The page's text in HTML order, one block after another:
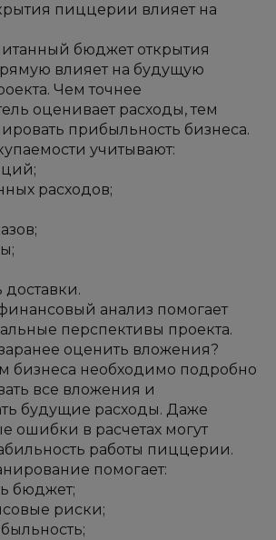
пиццерии влияет на
бюджет открытия
влияет на будущую
Чем точнее
оценивает расходы, тем
прибыльность бизнеса.
учитывают:
расходов;
анализ помогает
перспективы проекта.
оценить вложения?
бизнеса необходимо подробно
все вложения и
будущие расходы. Даже
ошибки в расчетах могут
работы пиццерии.
помогает:
бюджет;
риски;